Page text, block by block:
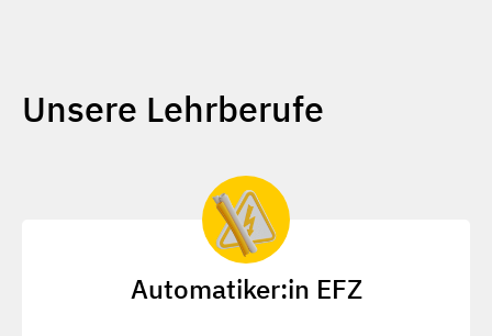
Unsere Lehrberufe
Automatiker:in EFZ